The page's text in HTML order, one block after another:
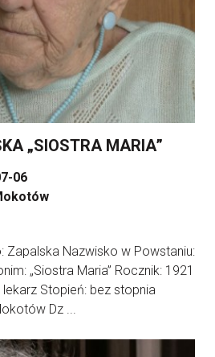
„SIOSTRA MARIA”
06
: Zapalska Nazwisko w Powstaniu:
„Siostra Maria” Rocznik: 1921
lekarz Stopień: bez stopnia
Dz ...